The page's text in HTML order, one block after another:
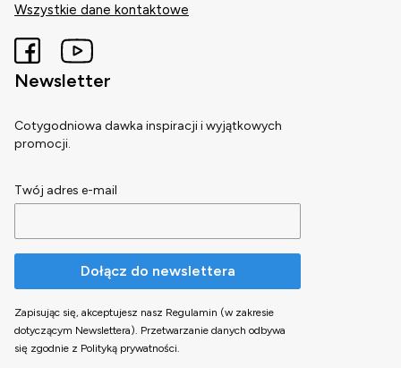
Wszystkie dane kontaktowe
Newsletter
Cotygodniowa dawka inspiracji i wyjątkowych
promocji.
Twój adres e-mail
Dołącz do newslettera
Zapisując się, akceptujesz nasz Regulamin (w zakresie
dotyczącym Newslettera). Przetwarzanie danych odbywa
się zgodnie z Polityką prywatności.